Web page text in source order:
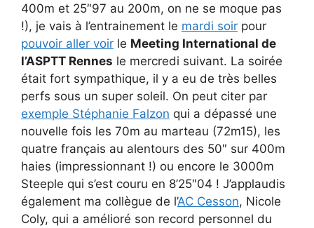
400m et 25″97 au 200m, on ne se moque pas
!), je vais à l’entrainement le mardi soir pour
pouvoir aller voir le Meeting International de
l’ASPTT Rennes le mercredi suivant. La soirée
était fort sympathique, il y a eu de très belles
perfs sous un super soleil. On peut citer par
exemple Stéphanie Falzon qui a dépassé une
nouvelle fois les 70m au marteau (72m15), les
quatre français au alentours des 50″ sur 400m
haies (impressionnant !) ou encore le 3000m
Steeple qui s’est couru en 8’25″04 ! J’applaudis
également ma collègue de l’AC Cesson, Nicole
Coly, qui a amélioré son record personnel du